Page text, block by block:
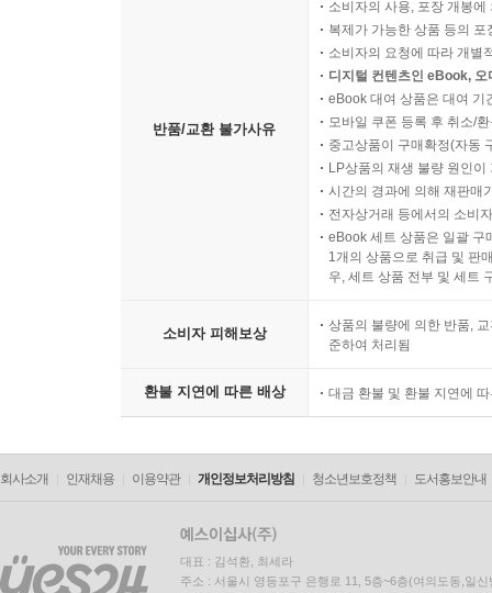
반품/교환 불가사유
소비자의 사용, 포장 개봉
복제가 가능한 상품 등의
소비자의 요청에 따라 개별
디지털 컨텐츠인 eBook,
eBook 대여 상품은 대여 기
모바일 쿠폰 등록 후 취소/
중고상품이 구매확정(자동
LP상품의 재생 불량 원인
시간의 경과에 의해 재판매
전자상거래 등에서의 소비
eBook 세트 상품은 일괄 구
1개의 상품으로 취급 및 판
우, 세트 상품 전부 및 세트
소비자 피해보상
상품의 불량에 의한 반품,
준하여 처리됨
환불 지연에 따른 배상 대금 환불 및 환불 지연에
회사소개 인재채용 이용약관 개인정보처리방침 청소년보호정책 도서홍보안내
대표 : 김석환, 최세라
주소 : 서울시 영등포구 은행로 11, 5층~6층(여의도동,일신